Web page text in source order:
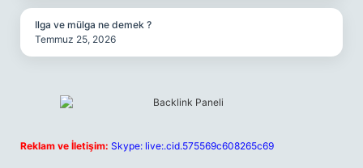
Ilga ve mülga ne demek ?
Temmuz 25, 2026
Reklam ve İletişim: Skype: live:.cid.575569c608265c69